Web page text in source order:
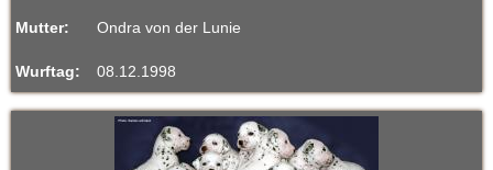
Mutter: Ondra von der Lunie
Wurftag: 08.12.1998